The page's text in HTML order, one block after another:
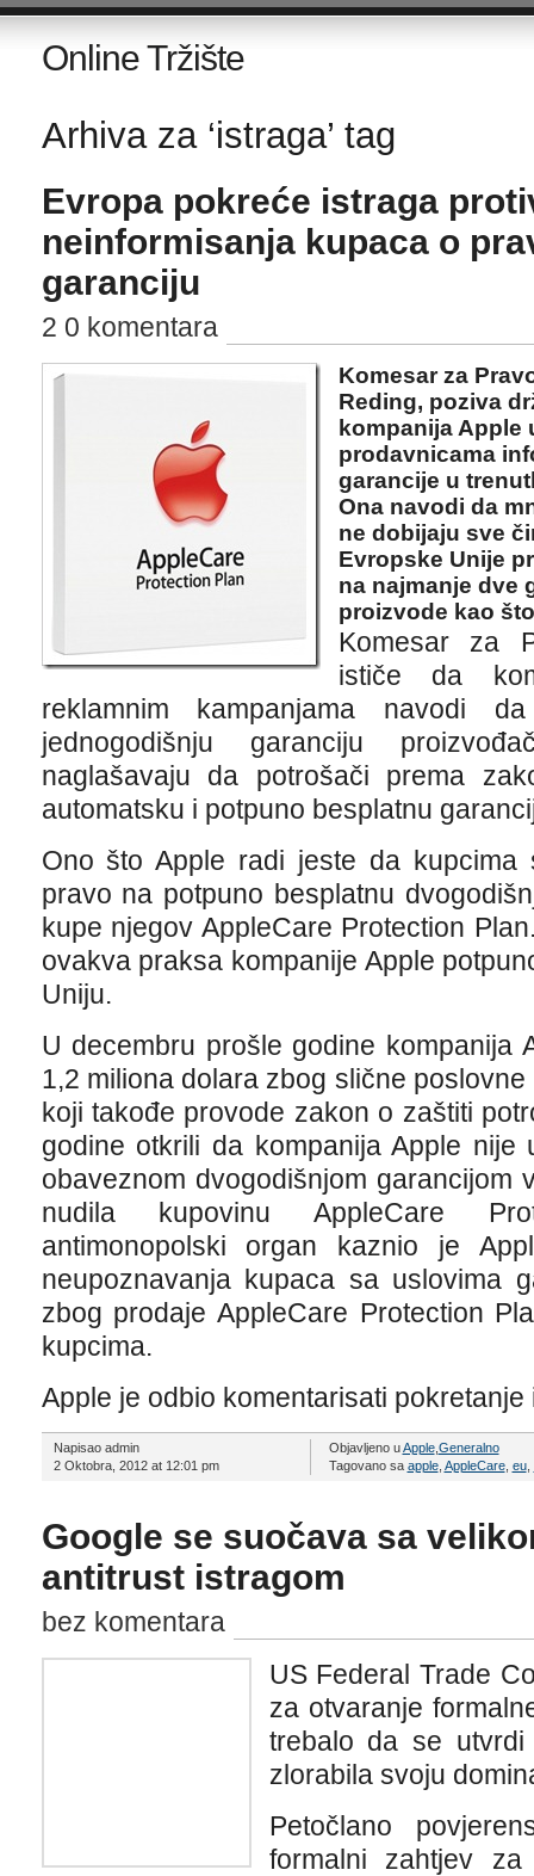
Online Tržište
Arhiva za ‘istraga’ tag
Evropa pokreće istraga
neinformisanja kupaca o
garanciju
2 0 komentara
Komesar za
Reding, poziva
kompanija Apple
prodavnicama
garancije u
Ona navodi da
ne dobijaju sve
Evropske Unije
na najmanje dve
proizvode kao
Komesar za
ističe da
reklamnim kampanjama navodi
jednogodišnju garanciju
naglašavaju da potrošači prema
automatsku i potpuno besplatnu
Ono što Apple radi jeste da
pravo na potpuno besplatnu
kupe njegov AppleCare Protection
ovakva praksa kompanije Apple
Uniju.
U decembru prošle godine kompanija
1,2 miliona dolara zbog slične
koji takođe provode zakon o zaštiti
godine otkrili da kompanija Apple
obaveznom dvogodišnjom garancijom
nudila kupovinu AppleCare
antimonopolski organ kaznio je
neupoznavanja kupaca sa uslovima
zbog prodaje AppleCare Protection
kupcima.
Apple je odbio komentarisati pokretanje
Napisao admin
2 Oktobra, 2012 at 12:01 pm
Objavljeno uApple, Generalno
Tagovano sa apple, AppleCare, eu,
Google se suočava sa
antitrust istragom
bez komentara
US Federal Trade
za otvaranje
trebalo da se
zlorabila svoju
Petočlano
formalni zahtjev